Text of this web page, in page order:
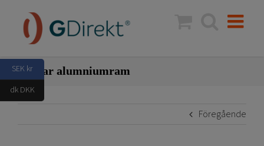
innehållet
Låsbar alumniumram
Föregående
SEK kr
dk DKK